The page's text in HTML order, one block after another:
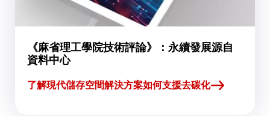
《麻省理工學院技術評論》：永續發展源自
資料中心
了解現代儲存空間解決方案如何支援去碳化